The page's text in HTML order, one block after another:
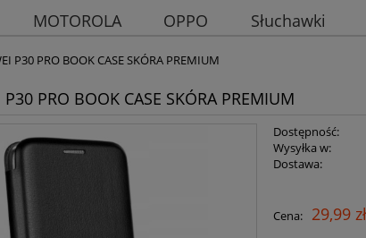
MOTOROLA OPPO Słuchawki
Strona główna
P30 PRO BOOK CASE SKÓRA PREMIUM
PRO BOOK CASE SKÓRA PREMIUM
Dostępność:
Wysyłka w:
Dostawa:
Cena: 29,99 zł